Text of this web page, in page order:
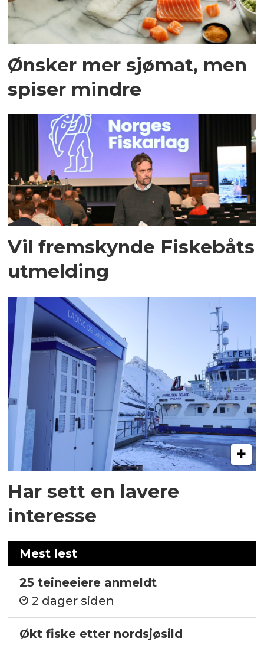
Ønsker mer sjømat, men
spiser mindre
Vil fremskynde Fiskebåts
utmelding
Har sett en lavere
interesse
Mest lest
25 teineeiere anmeldt
2 dager siden
Økt fiske etter nordsjøsild